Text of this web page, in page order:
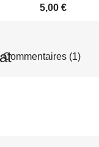
5,00 €
Commentaires (1)